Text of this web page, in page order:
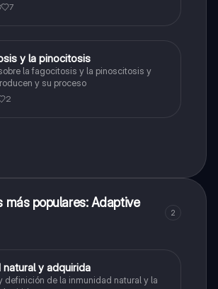
7
y la pinocitosis
la fagocitosis y la pinoscitosis y
y su proceso
2
más populares: Adaptive
2
y adquirida
definición de la inmunidad natural y la